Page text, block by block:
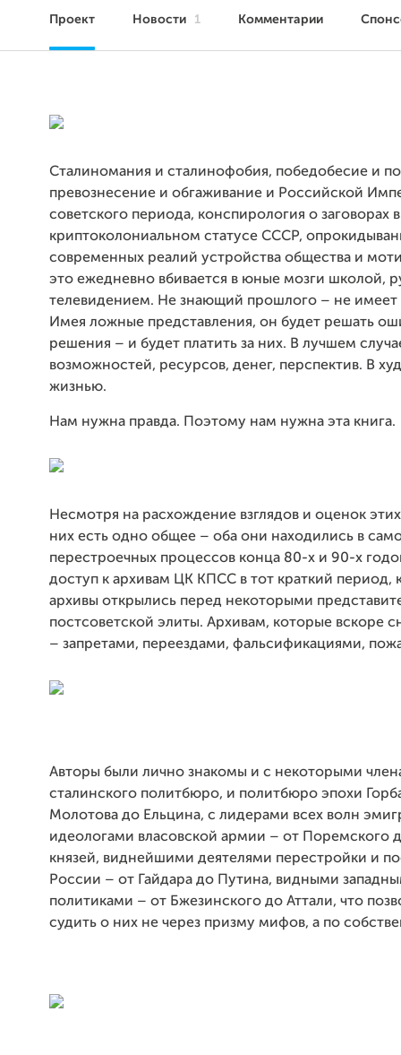
Проект Новости 1 Комментарии
Сталиномания и сталинофобия, победобесие и
превознесение и обгаживание и Российской
советского периода, конспирология о заговорах
криптоколониальном статусе СССР,
современных реалий устройства общества и
это ежедневно вбивается в юные мозги школой,
телевидением. Не знающий прошлого – не имеет
Имея ложные представления, он будет решать
решения – и будет платить за них. В лучшем
возможностей, ресурсов, денег, перспектив. В
жизнью.
Нам нужна правда. Поэтому нам нужна эта книга.
Несмотря на расхождение взглядов и оценок
них есть одно общее – оба они находились в
перестроечных процессов конца 80-х и 90-х
доступ к архивам ЦК КПСС в тот краткий период,
архивы открылись перед некоторыми
постсоветской элиты. Архивам, которые вскоре
– запретами, переездами, фальсификациями,
Авторы были лично знакомы и с некоторыми
сталинского политбюро, и политбюро эпохи
Молотова до Ельцина, с лидерами всех волн
идеологами власовской армии – от Поремского
князей, виднейшими деятелями перестройки и
России – от Гайдара до Путина, видными
политиками – от Бжезинского до Аттали, что
судить о них не через призму мифов, а по